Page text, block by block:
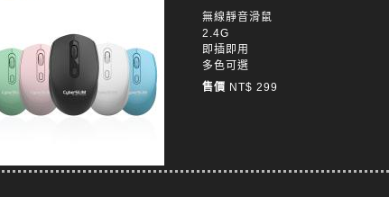
無線靜音滑鼠
2.4G
即插即用
多色可選
售價 NT$ 299